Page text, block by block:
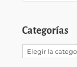
Categorías
Categorías